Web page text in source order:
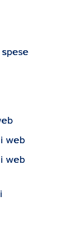
al tuo
web
web